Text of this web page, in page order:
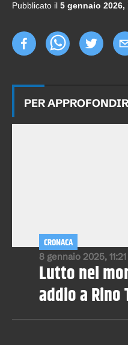
Pubblicato il 5 gennaio 2026,
PER
8 gennaio 2025, 11:21
CRONACA
Lutto nel
addio a Rino